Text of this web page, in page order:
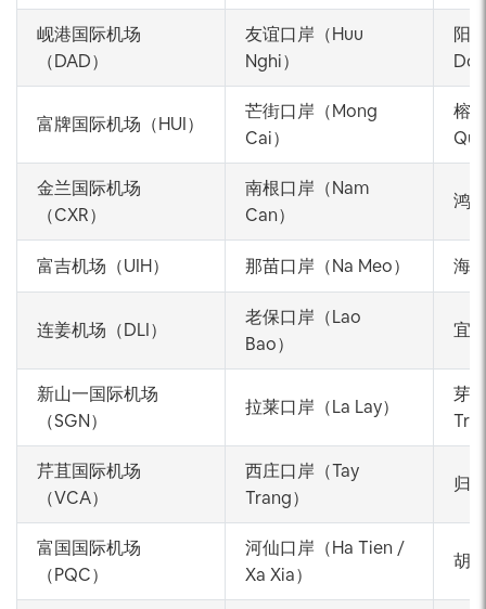
岘港国际机场
（DAD）
友谊口岸（Huu
Nghi）
阳
富牌国际机场（HUI）
芒街口岸（Mong
Cai）
榕
金兰国际机场
（CXR）
南根口岸（Nam
Can）
鸿
富吉机场（UIH） 那苗口岸（Na Meo） 海
连姜机场（DLI）
老保口岸（Lao
Bao）
宜
新山一国际机场
（SGN）
拉莱口岸（La Lay）
芽
芹苴国际机场
（VCA）
西庄口岸（Tay
Trang）
归
富国国际机场
（PQC）
河仙口岸（Ha Tien /
Xa Xia）
胡